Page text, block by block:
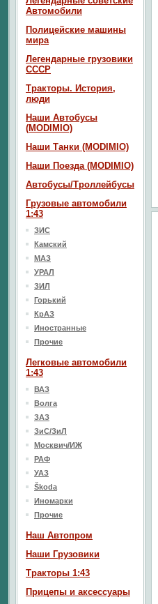
Автомобили
Полицейские машины
мира
Легендарные грузовики
СССР
Тракторы. История,
люди
Наши Автобусы
(MODIMIO)
Наши Танки (MODIMIO)
Наши Поезда (MODIMIO)
Автобусы/Троллейбусы
Грузовые автомобили
1:43
ЗИС
Камский
МАЗ
УРАЛ
ЗИЛ
Горький
КрАЗ
Иностранные
Прочие
Легковые автомобили
1:43
ВАЗ
Волга
ЗАЗ
ЗиС/ЗиЛ
Москвич/ИЖ
РАФ
УАЗ
Škoda
Иномарки
Прочие
Наш Aвтопром
Наши Грузовики
Тракторы 1:43
Прицепы и аксессуары